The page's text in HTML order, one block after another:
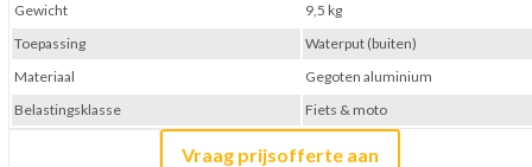
Vraag prijsofferte aan
Gewicht
9,5 kg
Toepassing
Waterput (buiten)
Materiaal
Gegoten aluminium
Belastingsklasse
Fiets & moto